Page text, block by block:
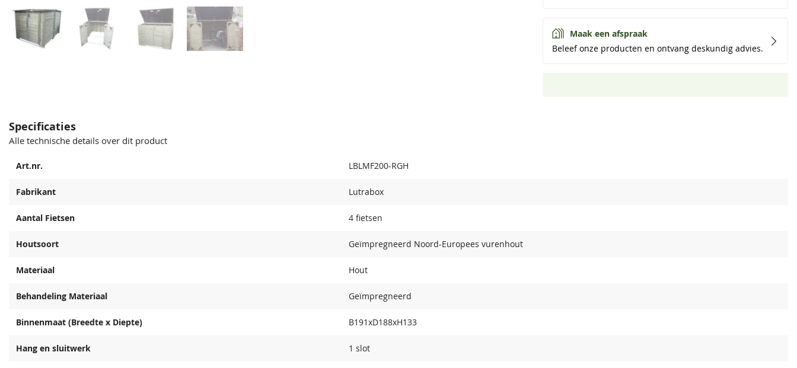
Maak een afspraak
Beleef onze producten en ontvang deskundig advies.
Specificaties
Alle technische details over dit product
Art.nr. LBLMF200-RGH
Fabrikant Lutrabox
Aantal Fietsen 4 fietsen
Houtsoort Geïmpregneerd Noord-Europees vurenhout
Materiaal Hout
Behandeling Materiaal Geïmpregneerd
Binnenmaat (Breedte x Diepte) B191xD188xH133
Hang en sluitwerk 1 slot